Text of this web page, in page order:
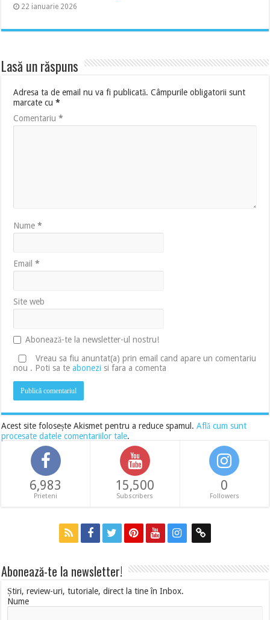
22 ianuarie 2026
Lasă un răspuns
Adresa ta de email nu va fi publicată. Câmpurile obligatorii sunt
marcate cu*
Comentariu*
Nume*
Email*
Site web
Abonează-te la newsletter-ul nostru!
Vreau sa fiu anuntat(a) prin email cand apare un comentariu
nou . Poti sa teabonezi si fara a comenta
Acest site folosește Akismet pentru a reduce spamul.Află cum sunt
procesate datele comentariilor tale.
6,983
Prieteni
15,500
Subscribers
0
Followers
Abonează-te la newsletter!
Știri, review-uri, tutoriale, direct la tine în Inbox.
Nume